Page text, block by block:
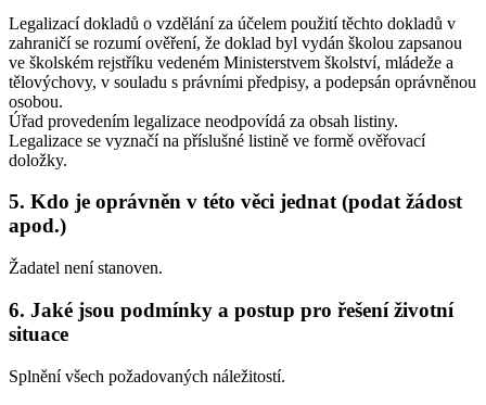
Legalizací dokladů o vzdělání za účelem použití těchto dokladů v
zahraničí se rozumí ověření, že doklad byl vydán školou zapsanou
ve školském rejstříku vedeném Ministerstvem školství, mládeže a
tělovýchovy, v souladu s právními předpisy, a podepsán oprávněnou
osobou.
Úřad provedením legalizace neodpovídá za obsah listiny.
Legalizace se vyznačí na příslušné listině ve formě ověřovací
doložky.
5. Kdo je oprávněn v této věci jednat (podat žádost
apod.)
Žadatel není stanoven.
6. Jaké jsou podmínky a postup pro řešení životní
situace
Splnění všech požadovaných náležitostí.